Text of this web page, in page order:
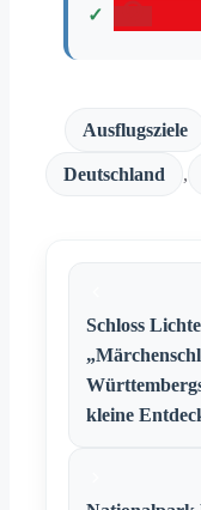
Kategorien
Ausflugsziele
Deutschland ,
Schloss
kleine